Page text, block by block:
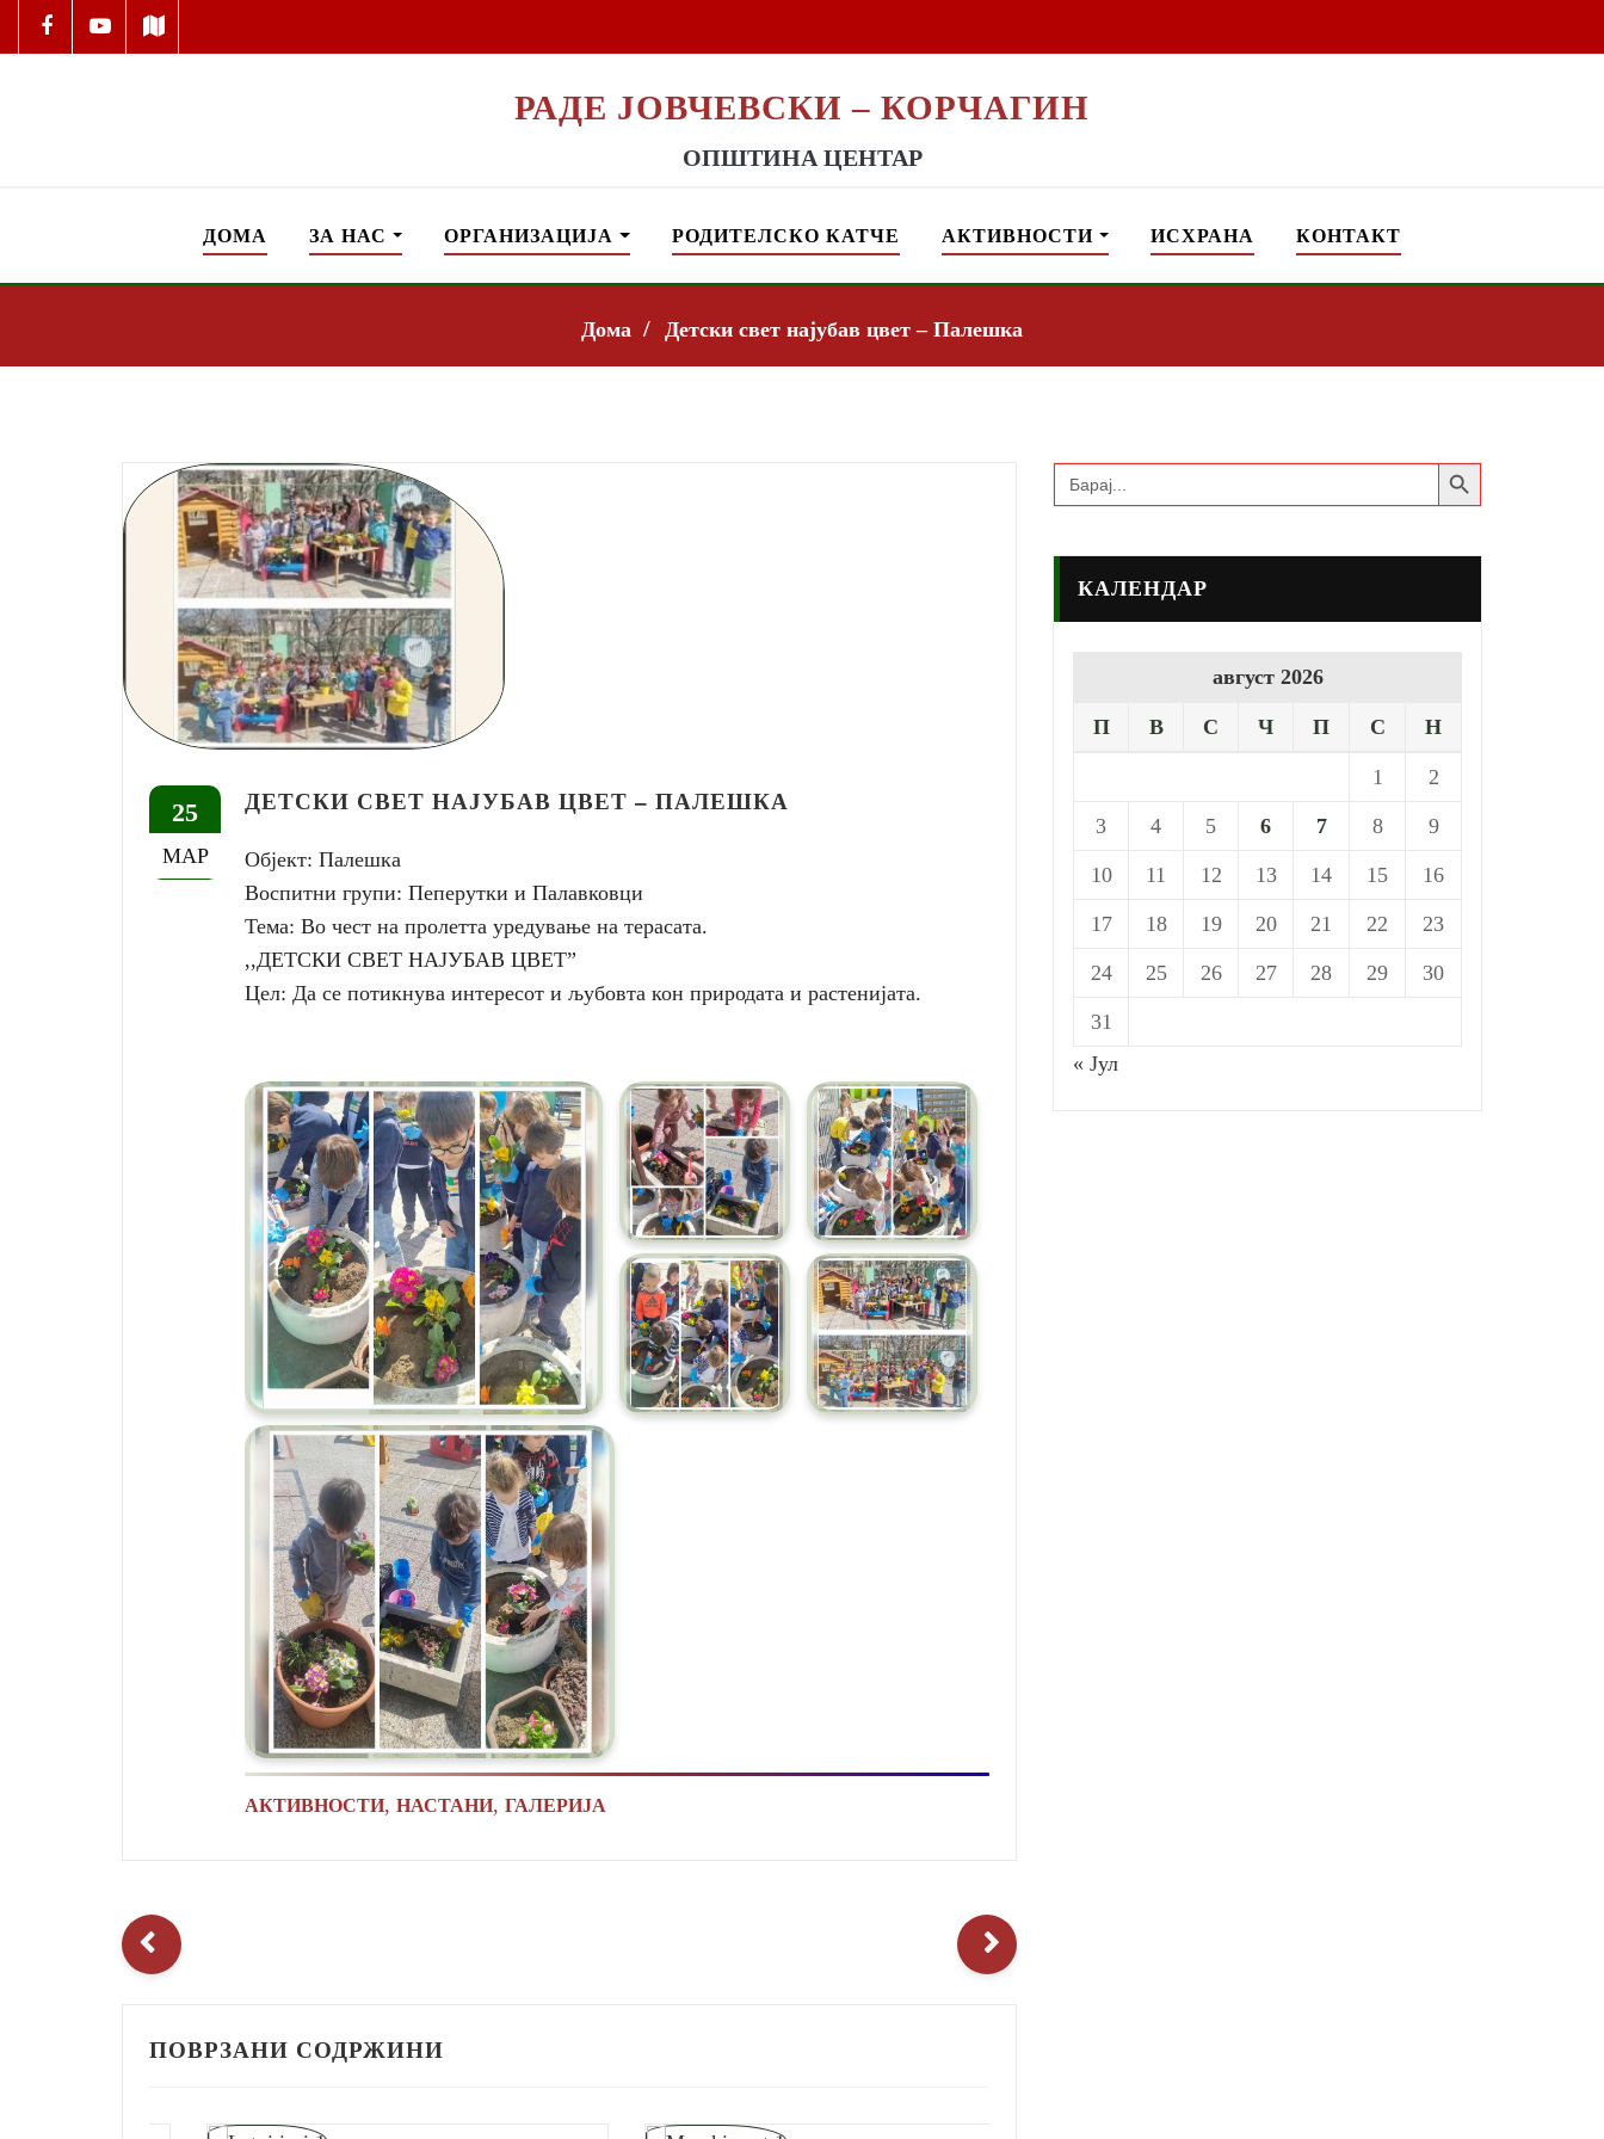
РАДЕ ЈОВЧЕВСКИ – КОРЧАГИН
ОПШТИНА ЦЕНТАР
ДОМА ЗА НАС ОРГАНИЗАЦИЈА РОДИТЕЛСКО КАТЧЕ АКТИВНОСТИ ИСХРАНА КОНТАКТ
Дома Детски свет најубав цвет – Палешка
25
МАР
ДЕТСКИ СВЕТ НАЈУБАВ ЦВЕТ – ПАЛЕШКА
Објект: Палешка
Воспитни групи: Пеперутки и Палавковци
Тема: Во чест на пролетта уредување на терасата.
,,ДЕТСКИ СВЕТ НАЈУБАВ ЦВЕТ”
Цел: Да се потикнува интересот и љубовта кон природата и растенијата.
АКТИВНОСТИ, НАСТАНИ, ГАЛЕРИЈА
ПОВРЗАНИ СОДРЖИНИ
Search
for:
Search Button
КАЛЕНДАР
август 2026
П В С Ч П С Н
1 2
3 4 5 6 7 8 9
10 11 12 13 14 15 16
17 18 19 20 21 22 23
24 25 26 27 28 29 30
31
« Јул